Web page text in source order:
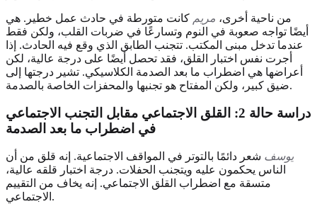
من ناحية أخرى، مريم كانت متورطة في حادث عمل خطير. هي
أيضًا تواجه صعوبة في النوم وتسارعًا في ضربات القلب، ولكن فقط
عندما تدخل مبنى المكتب. تتجنب الطابق الذي وقع فيه الحادث. إذا
أجرت نفس اختبار القلق، فقد تحصل أيضًا على درجة عالية، لكن
أعراضها هي اضطراب ما بعد الصدمة الكلاسيكي. تشير درجتها إلى
ضيق كبير، ولكن المفتاح هو تجنبها والمحفزات الخاصة بالصدمة.
دراسة حالة 2: القلق الاجتماعي مقابل التجنب الاجتماعي
في اضطراب ما بعد الصدمة
يوسف شعر دائمًا بالتوتر في المواقف الاجتماعية. إنه قلق من أن
الناس يحكمون عليه ويتجنب الحفلات. درجة اختبار قلقه عالية،
متسقة مع اضطراب القلق الاجتماعي. إنه يخاف من التقييم
الاجتماعي.